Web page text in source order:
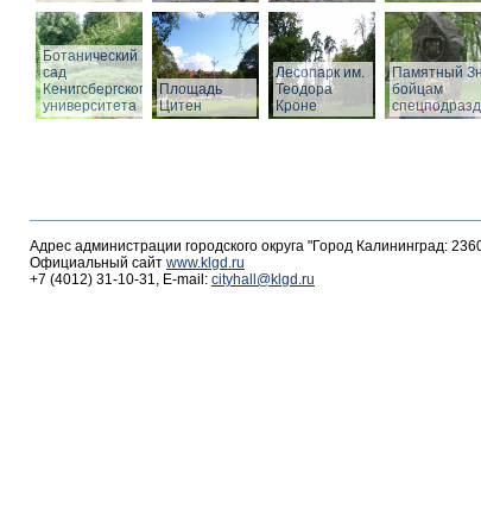
Ботанический
сад
Кенигсбергского
университета
Площадь
Цитен
Лесопарк им.
Теодора
Кроне
Памятный
бойцам
Адрес администрации городского округа "Город Калининград:
Официальный сайт www.klgd.ru
+7 (4012) 31-10-31, E-mail: cityhall@klgd.ru